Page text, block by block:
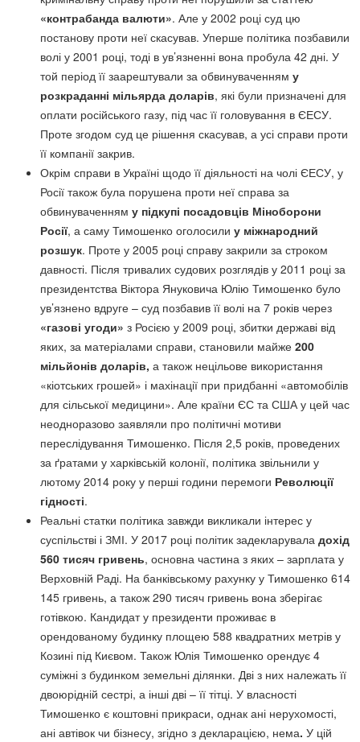
«контрабанда валюти». Але у 2002 році суд цю
постанову проти неї скасував. Уперше політика позбавили
волі у 2001 році, тоді в ув’язненні вона пробула 42 дні. У
той період її заарештували за обвинуваченням у
розкраданні мільярда доларів, які були призначені для
оплати російського газу, під час її головування в ЄЕСУ.
Проте згодом суд це рішення скасував, а усі справи проти
її компанії закрив.
Окрім справи в Україні щодо її діяльності на чолі ЄЕСУ, у
Росії також була порушена проти неї справа за
обвинуваченням у підкупі посадовців Міноборони
Росії, а саму Тимошенко оголосили у міжнародний
розшук. Проте у 2005 році справу закрили за строком
давності. Після тривалих судових розглядів у 2011 році за
президентства Віктора Януковича Юлію Тимошенко було
ув’язнено вдруге – суд позбавив її волі на 7 років через
«газові угоди» з Росією у 2009 році, збитки державі від
яких, за матеріалами справи, становили майже 200
мільйонів доларів, а також нецільове використання
«кіотських грошей» і махінації при придбанні «автомобілів
для сільської медицини». Але країни ЄС та США у цей час
неодноразово заявляли про політичні мотиви
переслідування Тимошенко. Після 2,5 років, проведених
за ґратами у харківській колонії, політика звільнили у
лютому 2014 року у перші години перемоги Революції
гідності.
Реальні статки політика завжди викликали інтерес у
суспільстві і ЗМІ. У 2017 році політик задекларувала дохід
560 тисяч гривень, основна частина з яких – зарплата у
Верховній Раді. На банківському рахунку у Тимошенко 614
145 гривень, а також 290 тисяч гривень вона зберігає
готівкою. Кандидат у президенти проживає в
орендованому будинку площею 588 квадратних метрів у
Козині під Києвом. Також Юлія Тимошенко орендує 4
суміжні з будинком земельні ділянки. Дві з них належать її
двоюрідній сестрі, а інші дві – її тітці. У власності
Тимошенко є коштовні прикраси, однак ані нерухомості,
ані автівок чи бізнесу, згідно з декларацією, нема. У цій